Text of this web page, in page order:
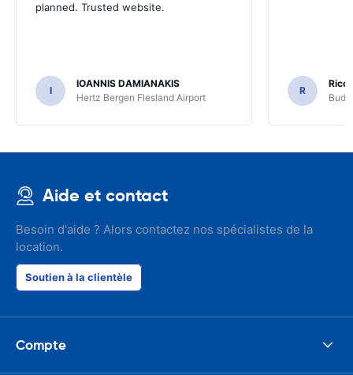
planned. Trusted website.
I
IOANNIS DAMIANAKIS
Hertz Bergen Flesland Airport
R
Aide et contact
Besoin d'aide ? Alors contactez nos spécialistes de la
location.
Soutien à la clientèle
Compte